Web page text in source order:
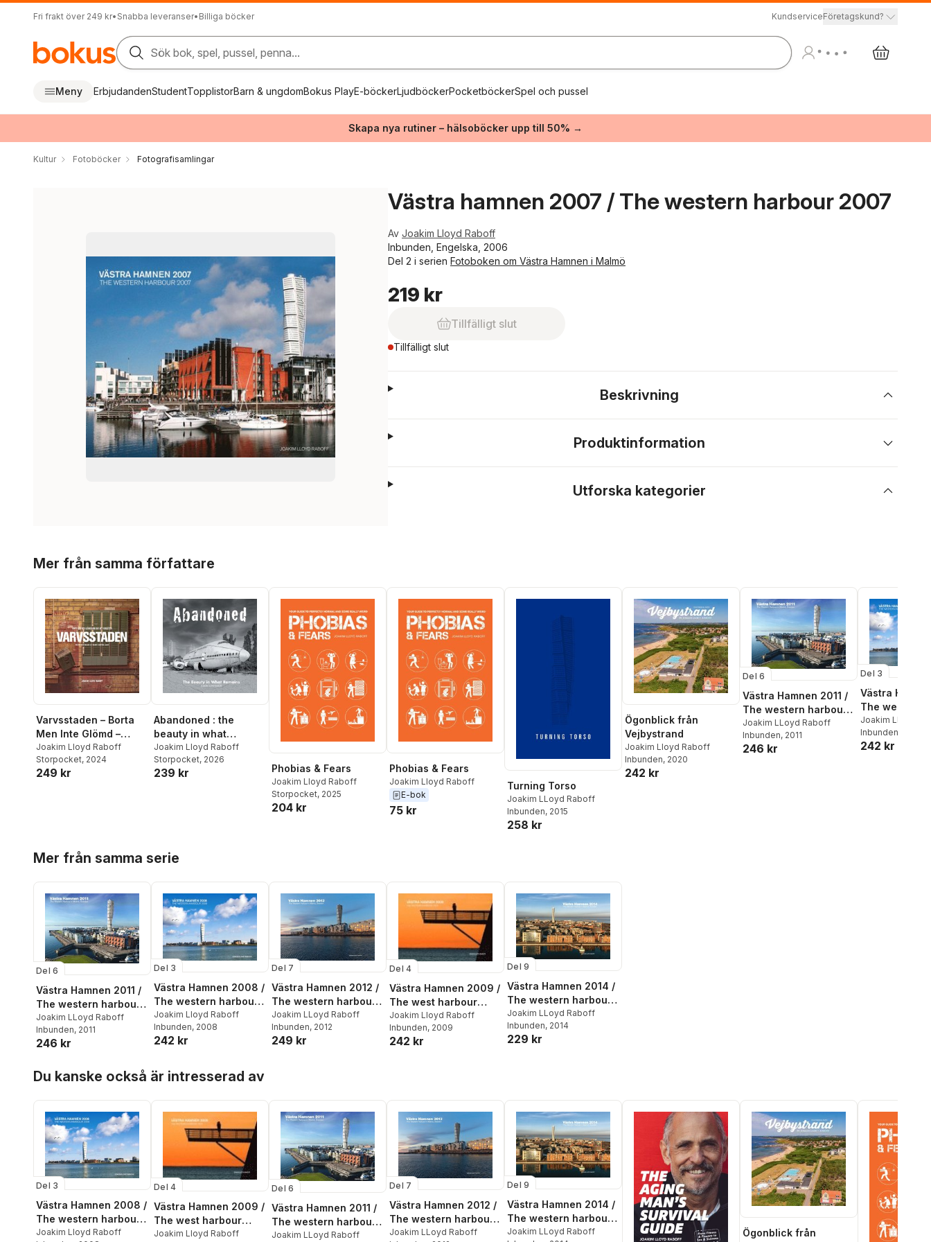
Fri frakt över 249 kr• Snabba leveranser• Billiga böcker KundserviceFöretagskund?
Sök bok, spel, pussel, penna...
Meny ErbjudandenStudentTopplistorBarn & ungdomBokus PlayE-böckerLjudböckerPocketböckerSpel och pussel
Skapa nya rutiner – hälsoböcker upp till 50% →
Kultur Fotoböcker Fotografisamlingar
Västra hamnen 2007 / The western harbour 2007
Av Joakim Lloyd Raboff
Inbunden, Engelska, 2006
Del 2 i serien Fotoboken om Västra Hamnen i Malmö
219 kr
Tillfälligt slut
Tillfälligt slut
Beskrivning
Produktinformation
Utforska kategorier
Mer från samma författare
Varvsstaden – Borta
Men Inte Glömd –
Malmös Maritima Arv
Joakim Lloyd Raboff
Storpocket, 2024
249 kr
Abandoned : the
beauty in what
remains
Joakim Lloyd Raboff
Storpocket, 2026
239 kr Phobias & Fears
Joakim Lloyd Raboff
Storpocket, 2025
204 kr
Phobias & Fears
Joakim Lloyd Raboff
E-bok
75 kr
Turning Torso
Joakim LLoyd Raboff
Inbunden, 2015
258 kr
Ögonblick från
Vejbystrand
Joakim Lloyd Raboff
Inbunden, 2020
242 kr
Del 6
Västra Hamnen 2011 /
The western harbour
in Malmö, Sweden
Joakim LLoyd Raboff
Inbunden, 2011
246 kr
Del 3
Västra
The western
2008
Joakim Lloyd
Inbunden
242 kr
Mer från samma serie
Del 6
Västra Hamnen 2011 /
The western harbour
in Malmö, Sweden
Joakim LLoyd Raboff
Inbunden, 2011
246 kr
Del 3
Västra Hamnen 2008 /
The western harbour
2008
Joakim Lloyd Raboff
Inbunden, 2008
242 kr
Del 7
Västra Hamnen 2012 /
The western harbour
in Malmö, Sweden
Joakim LLoyd Raboff
Inbunden, 2012
249 kr
Del 4
Västra Hamnen 2009 /
The west harbour
2009
Joakim Lloyd Raboff
Inbunden, 2009
242 kr
Del 9
Västra Hamnen 2014 /
The western harbour
in Malmö, Sweden
Joakim LLoyd Raboff
Inbunden, 2014
229 kr
Du kanske också är intresserad av
Del 3
Västra Hamnen 2008 /
The western harbour
2008
Joakim Lloyd Raboff
Del 4
Västra Hamnen 2009 /
The west harbour
2009
Joakim Lloyd Raboff
Del 6
Västra Hamnen 2011 /
The western harbour
in Malmö, Sweden
Joakim LLoyd Raboff
Del 7
Västra Hamnen 2012 /
The western harbour
in Malmö, Sweden
Joakim LLoyd Raboff
Del 9
Västra Hamnen 2014 /
The western harbour
in Malmö, Sweden
Joakim LLoyd Raboff
Ögonblick från